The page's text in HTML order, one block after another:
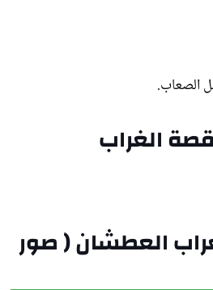
الصعاب.
الغراب
العطشان ( صور